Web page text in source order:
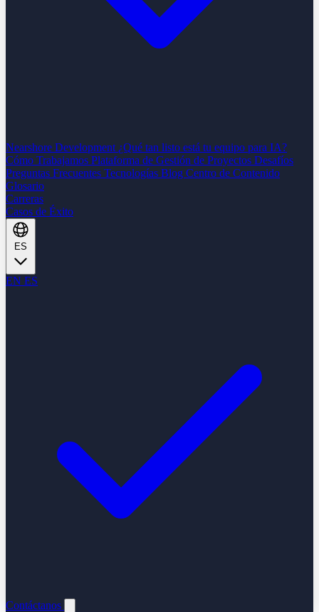
Nearshore Development ¿Qué tan listo está tu equipo para IA?
Cómo Trabajamos Plataforma de Gestión de Proyectos Desafíos
Preguntas Frecuentes Tecnologías Blog Centro de Contenido
Glosario
Carreras
Casos de Éxito
EN ES
Contáctanos